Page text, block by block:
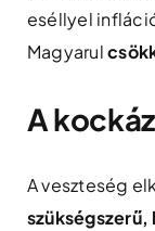
eséllyel
Magyarul
A
A veszteség